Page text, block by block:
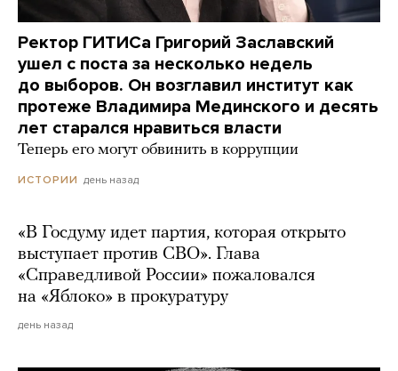
Ректор ГИТИСа Григорий Заславский
ушел с поста за несколько недель
до выборов. Он возглавил институт как
протеже Владимира Мединского и десять
лет старался нравиться власти
Теперь его могут обвинить в коррупции
ИСТОРИИ день назад
«В Госдуму идет партия, которая открыто
выступает против СВО». Глава
«Справедливой России» пожаловался
на «Яблоко» в прокуратуру
день назад